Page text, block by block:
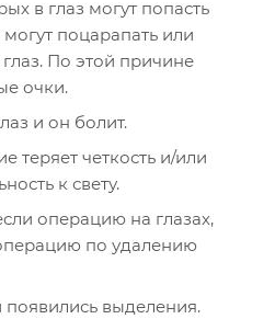
в глаз могут попасть
поцарапать или
По этой причине
очки.
и он болит.
теряет четкость и/или
к свету.
операцию на глазах,
по удалению
появились выделения.